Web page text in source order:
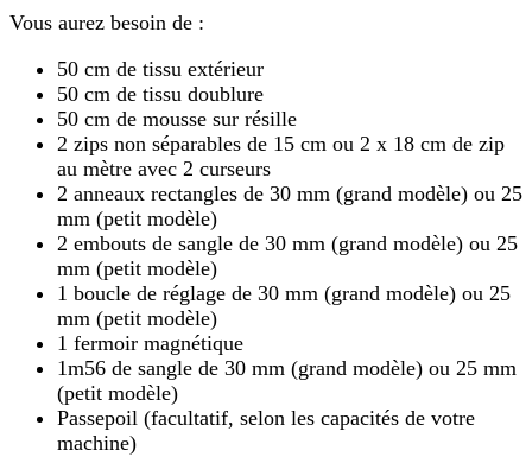
Vous aurez besoin de :
50 cm de tissu extérieur
50 cm de tissu doublure
50 cm de mousse sur résille
2 zips non séparables de 15 cm ou 2 x 18 cm de zip
au mètre avec 2 curseurs
2 anneaux rectangles de 30 mm (grand modèle) ou 25
mm (petit modèle)
2 embouts de sangle de 30 mm (grand modèle) ou 25
mm (petit modèle)
1 boucle de réglage de 30 mm (grand modèle) ou 25
mm (petit modèle)
1 fermoir magnétique
1m56 de sangle de 30 mm (grand modèle) ou 25 mm
(petit modèle)
Passepoil (facultatif, selon les capacités de votre
machine)